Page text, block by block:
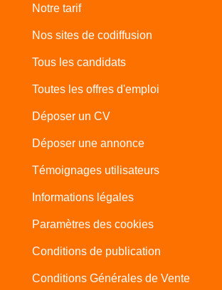
Notre tarif
Nos sites de codiffusion
Tous les candidats
Toutes les offres d'emploi
Déposer un CV
Déposer une annonce
Témoignages utilisateurs
Informations légales
Paramètres des cookies
Conditions de publication
Conditions Générales de Vente